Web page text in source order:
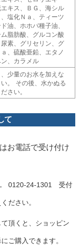
キス、ＢＧ、海シル
塩化Ｎａ、ティーツ
油、ホホバ種子油、
脂肪酸、グルコン酸
素、グリセリン、グ
、硫酸亜鉛、エタノ
、カラメル
少量のお水を加えな
。 その後、水かぬる
さい。
て
お電話で受け付け
0120-24-1301 受付
ださい。
頂くと、ショッピン
ご購入できます。